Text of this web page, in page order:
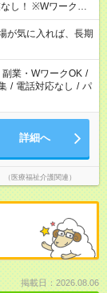
ークの
はご案内できませ
保険への加入対象
則禁止）により、
があります
気に入れば、長期
副業・WワークOK /
/ 電話対応なし / パ
詳細へ
医療福祉介護関連）
掲載日：2026.08.06